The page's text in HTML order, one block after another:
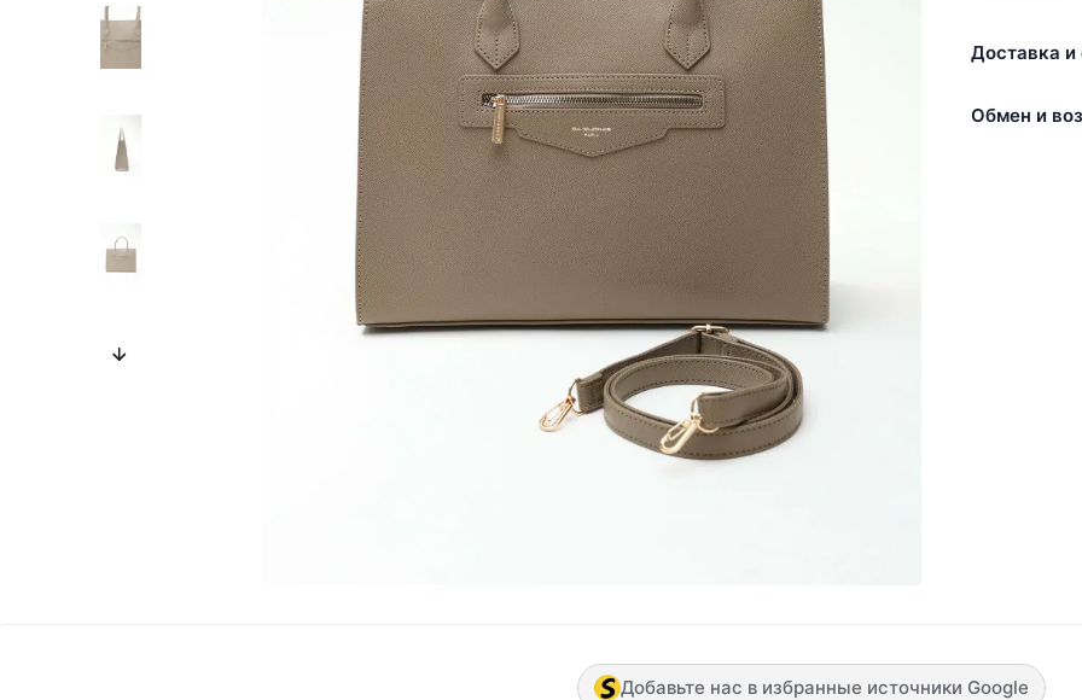
Доставка и
Обмен и
Добавьте нас в избранные источники Google